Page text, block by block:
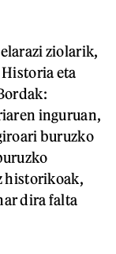
ziolarik,
eta
inguruan,
buruzko
historikoak,
dira falta